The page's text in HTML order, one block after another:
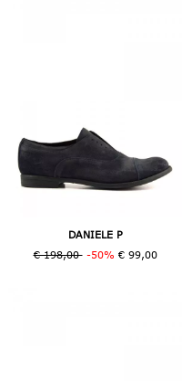
DANIELE P
€ 198,00-50% € 99,00